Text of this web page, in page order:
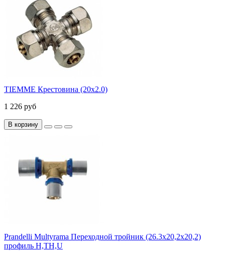
TIEMME Крестовина (20х2.0)
1 226 руб
В корзину
Prandelli Multyrama Переходной тройник (26.3х20,2х20,2)
профиль H,TH,U